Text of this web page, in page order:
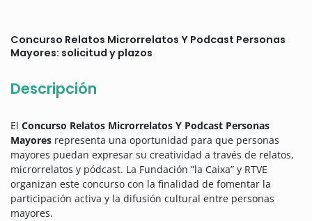
Concurso Relatos Microrrelatos Y Podcast Personas
Mayores: solicitud y plazos
Descripción
El Concurso Relatos Microrrelatos Y Podcast Personas
Mayores representa una oportunidad para que personas
mayores puedan expresar su creatividad a través de relatos,
microrrelatos y pódcast. La Fundación ”la Caixa” y RTVE
organizan este concurso con la finalidad de fomentar la
participación activa y la difusión cultural entre personas
mayores.